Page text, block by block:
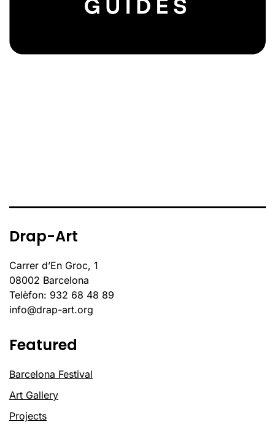
Drap-Art
Carrer d’En Groc, 1
08002 Barcelona
Telèfon: 932 68 48 89
info@drap-art.org
Featured
Barcelona Festival
Art Gallery
Projects